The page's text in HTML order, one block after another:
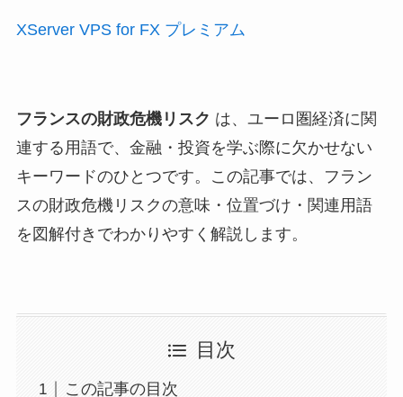
XServer VPS for FX プレミアム
フランスの財政危機リスク は、ユーロ圏経済に関
連する用語で、金融・投資を学ぶ際に欠かせない
キーワードのひとつです。この記事では、フラン
スの財政危機リスクの意味・位置づけ・関連用語
を図解付きでわかりやすく解説します。
目次
この記事の目次